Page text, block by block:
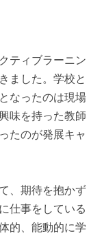
ティブラーニン
ました。学校と
なったのは現場
味を持った教師
たのが発展キャ
、期待を抱かず
仕事をしている
的、能動的に学